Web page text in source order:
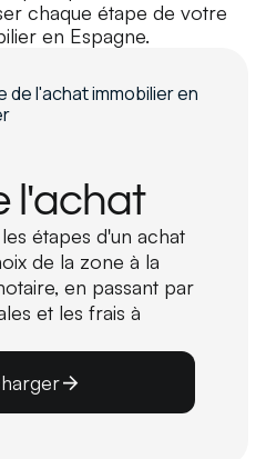
chaque étape de votre
en Espagne.
l'achat
étapes d'un achat
de la zone à la
en passant par
et les frais à